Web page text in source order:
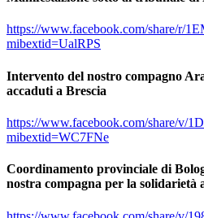
https://www.facebook.com/share/r/
mibextid=UalRPS
Intervento del nostro compagno
accaduti a Brescia
https://www.facebook.com/share/v/
mibextid=WC7FNe
Coordinamento provinciale di
nostra compagna per la solidarietà